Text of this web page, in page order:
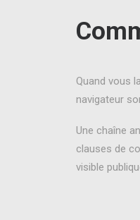
Quand vous
navigateur
Une chaîne
clauses de
visible